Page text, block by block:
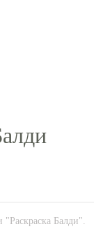
"Раскраска Балди".